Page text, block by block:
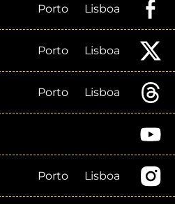
Porto Lisboa
Porto Lisboa
Porto Lisboa
Porto Lisboa